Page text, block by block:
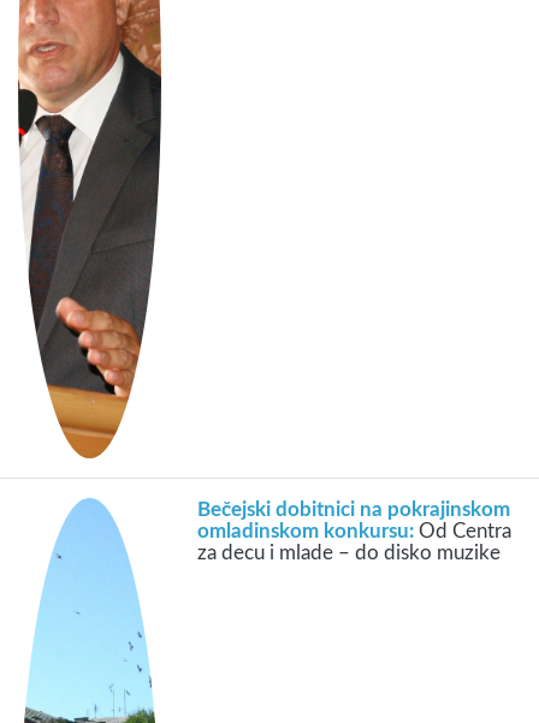
Bečejski dobitnici na pokrajinskom
omladinskom konkursu:Od Centra
za decu i mlade – do disko muzike